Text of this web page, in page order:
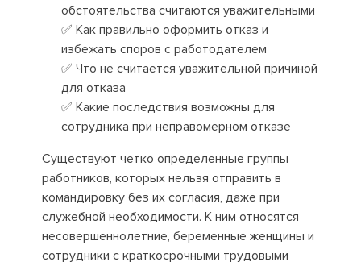
обстоятельства считаются уважительными
✅ Как правильно оформить отказ и
избежать споров с работодателем
✅ Что не считается уважительной причиной
для отказа
✅ Какие последствия возможны для
сотрудника при неправомерном отказе
Существуют четко определенные группы
работников, которых нельзя отправить в
командировку без их согласия, даже при
служебной необходимости. К ним относятся
несовершеннолетние, беременные женщины и
сотрудники с краткосрочными трудовыми